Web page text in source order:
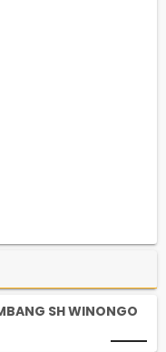
SH WINONGO